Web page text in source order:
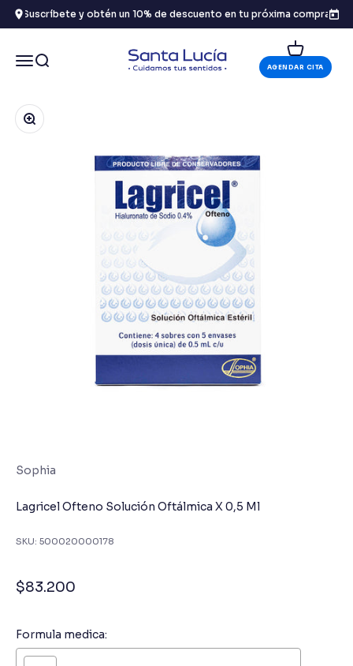
Ir al contenido
Suscríbete y obtén un 10% de descuento en tu próxima compra
MenúBuscar Óptica Santa Lucía
Carrito
AGENDAR CITA
Zoom
Sophia
Lagricel Ofteno Solución Oftálmica X 0,5 Ml
SKU: 500020000178
Precio de oferta
$83.200
Formula medica: